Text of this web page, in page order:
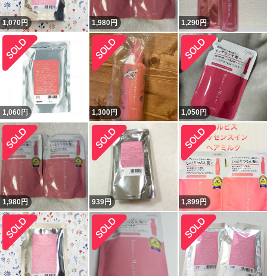
1,070円 1,980円 1,290円
1,060 円 1,300円 1,050円
1,980円 939円 1,899円